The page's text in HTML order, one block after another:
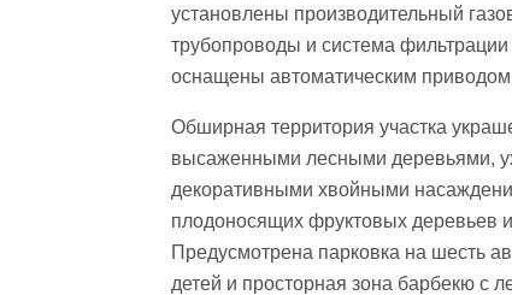
установлены производительный
трубопроводы и система
оснащены автоматическим
Обширная территория участка
высаженными лесными деревьями,
декоративными хвойными
плодоносящих фруктовых деревьев
Предусмотрена парковка на шесть
детей и просторная зона барбекю с